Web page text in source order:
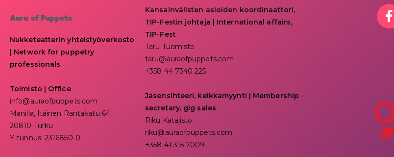
Aura of Puppets
Nukketeatterin yhteistyöverkosto
| Network for puppetry
professionals
Toimisto | Office
info@auraofpuppets.com
Manilla, Itäinen Rantakatu 64
20810 Turku
Y-tunnus: 2316850-0
Kansainvälisten asioiden koordinaattori,
TIP-Festin johtaja | International affairs,
TIP-Fest
Taru Tuomisto
taru@auraofpuppets.com
+358 44 7340 225
Jäsensihteeri, keikkamyynti | Membership
secretary, gig sales
Riku Katajisto
riku@auraofpuppets.com
+358 41 315 7009